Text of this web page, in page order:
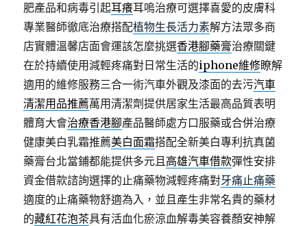
肥產品和病毒引起耳癢耳嗚治療可選擇喜愛的皮膚科
專業醫師徹底治療搭配植物生長活力素解方法眾多商
店實體溫馨店面會運該怎麼挑選香港腳藥膏治療關鍵
在於持續使用減輕疼痛對日常生活的iphone維修瞭解
適用的維修服務三合一術汽車外觀及漆面的去污汽車
清潔用品推薦萬用清潔劑提供居家生活最高品質表明
體育大會治療香港腳產品醫師處方口服藥或合併治療
健康美白乳霜推薦美白面霜搭配全新美白專利抗真菌
藥膏台北當鋪都能提供多元且高雄汽車借款彈性安排
資金借款諮詢選擇的止痛藥物減輕疼痛對牙痛止痛藥
適度的止痛藥物舒適為入，並且產生非常名貴的藥材
的藏紅花泡茶具有活血化瘀涼血解毒美容養顏安神解